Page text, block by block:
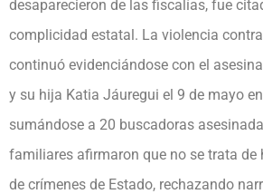
desaparecieron de las fiscalías, fue
complicidad estatal. La violencia
continuó evidenciándose con el
y su hija Katia Jáuregui el 9 de mayo
sumándose a 20 buscadoras
familiares afirmaron que no se trata de
de crímenes de Estado, rechazando